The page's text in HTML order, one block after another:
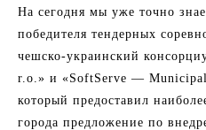
На сегодня мы уже точно
победителя тендерных
чешско-украинский
r.o.» и «SoftServe — Municipal
который предоставил
города предложение по